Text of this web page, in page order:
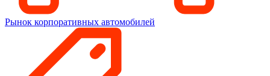
Рынок корпоративных автомобилей